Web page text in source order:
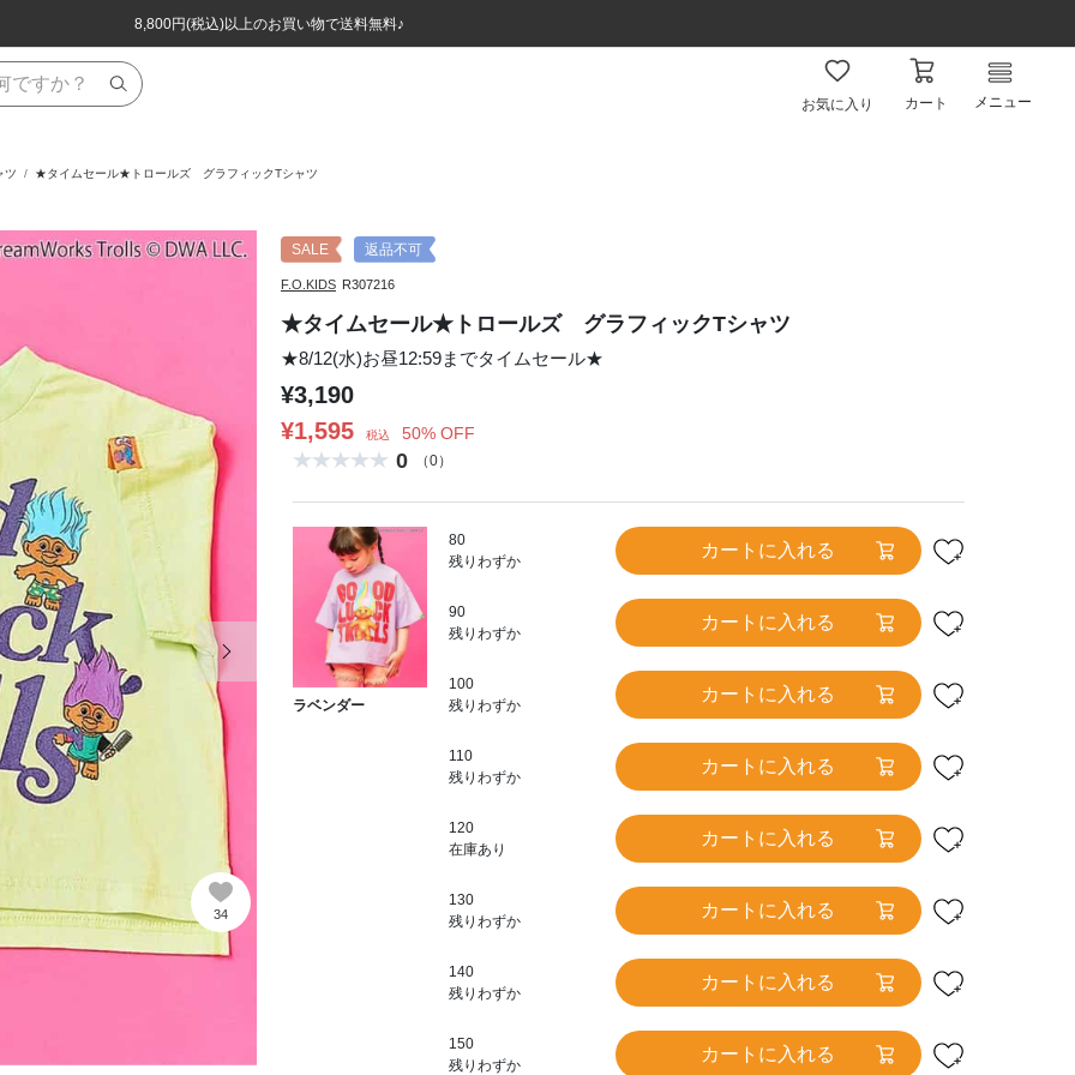
8,800円(税込)以上のお買い物で送料無料♪
ほぼ全品半額！！8/12(水)お昼12:59まで！！
8,800円(税込)以上のお買い物で送料無料♪
ほぼ全品半額！！8/12(水)お昼12:59まで！！
お気に入り カート メニュー
ツ ★タイムセール★トロールズ グラフィックTシャツ
34
SALE 返品不可
F.O.KIDS R307216
★タイムセール★トロールズ グラフィックTシャツ
★8/12(水)お昼12:59までタイムセール★
¥3,190
¥1,595
税込 50% OFF
0 （0）
ラベンダー
80
残りわずか
カートに入れる
90
残りわずか
カートに入れる
100
残りわずか
カートに入れる
110
残りわずか
カートに入れる
120
在庫あり
カートに入れる
130
残りわずか
カートに入れる
140
残りわずか
カートに入れる
150
残りわずか
カートに入れる